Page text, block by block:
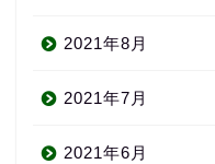
2021年8月
2021年7月
2021年6月